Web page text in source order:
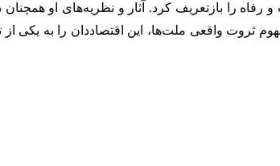
میان طبیعت و رفاه را بازتعریف کرد. آثار و نظریه‌های
ثروت واقعی ملت‌ها، این اقتصاددان را به یکی از